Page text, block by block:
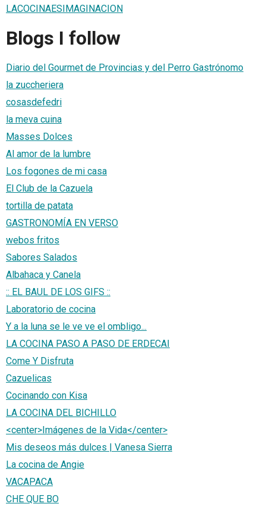
LACOCINAESIMAGINACION
Blogs I follow
Diario del Gourmet de Provincias y del Perro Gastrónomo
la zuccheriera
cosasdefedri
la meva cuina
Masses Dolces
Al amor de la lumbre
Los fogones de mi casa
El Club de la Cazuela
tortilla de patata
GASTRONOMÍA EN VERSO
webos fritos
Sabores Salados
Albahaca y Canela
:: EL BAUL DE LOS GIFS ::
Laboratorio de cocina
Y a la luna se le ve ve el ombligo...
LA COCINA PASO A PASO DE ERDECAI
Come Y Disfruta
Cazuelicas
Cocinando con Kisa
LA COCINA DEL BICHILLO
<center>Imágenes de la Vida</center>
Mis deseos más dulces | Vanesa Sierra
La cocina de Angie
VACAPACA
CHE QUE BO